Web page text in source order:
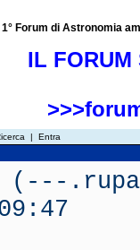
1° Forum di Astronomia
IL FORUM
| Entra
(---